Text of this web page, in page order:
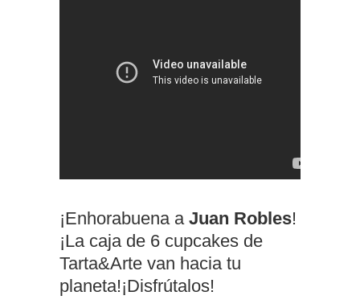
¡Enhorabuena a Juan Robles!
¡La caja de 6 cupcakes de
Tarta&Arte van hacia tu
planeta!¡Disfrútalos!